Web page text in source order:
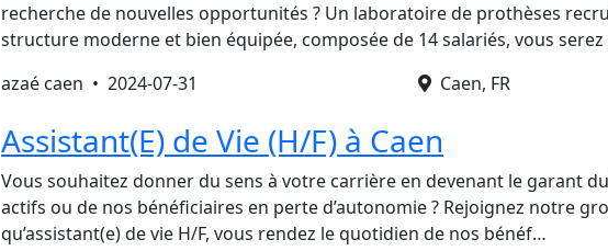
recherche de nouvelles opportunités ? Un laboratoire de prothèses
structure moderne et bien équipée, composée de 14 salariés, vous
azaé caen • 2024-07-31 Caen, FR
Assistant(E) de Vie (H/F) à Caen
Vous souhaitez donner du sens à votre carrière en devenant le garant
actifs ou de nos bénéficiaires en perte d’autonomie ? Rejoignez notre
qu’assistant(e) de vie H/F, vous rendez le quotidien de nos bénéf…